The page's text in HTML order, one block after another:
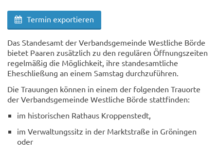
Termin exportieren
Das Standesamt der Verbandsgemeinde Westliche Börde
bietet Paaren zusätzlich zu den regulären Öffnungszeiten
regelmäßig die Möglichkeit, ihre standesamtliche
Eheschließung an einem Samstag durchzuführen.
Die Trauungen können in einem der folgenden Trauorte
der Verbandsgemeinde Westliche Börde stattfinden:
im historischen Rathaus Kroppenstedt,
im Verwaltungssitz in der Marktstraße in Gröningen
oder